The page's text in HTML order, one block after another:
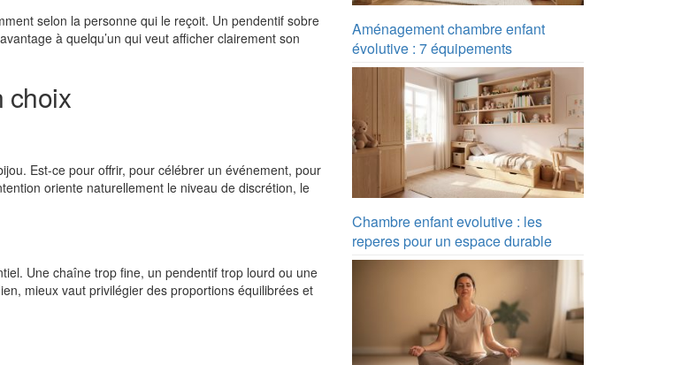
selon la personne qui le reçoit. Un pendentif sobre
à quelqu’un qui veut afficher clairement son
choix
Est-ce pour offrir, pour célébrer un événement, pour
oriente naturellement le niveau de discrétion, le
Une chaîne trop fine, un pendentif trop lourd ou une
mieux vaut privilégier des proportions équilibrées et
Aménagement chambre enfant
évolutive : 7 équipements
Chambre enfant evolutive : les
reperes pour un espace durable